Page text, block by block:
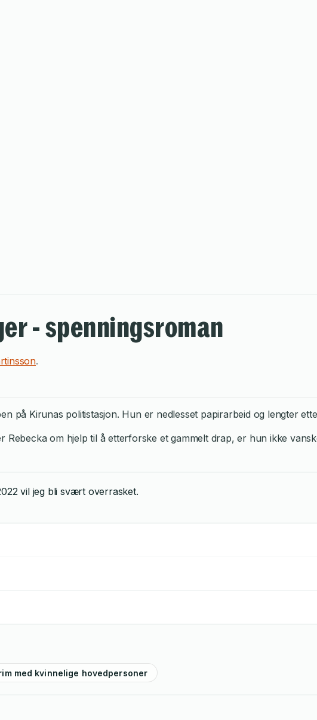
- spenningsroman
.
på Kirunas politistasjon. Hun er nedlesset papirarbeid og lengter
Rebecka om hjelp til å etterforske et gammelt drap, er hun ikke
vil jeg bli svært overrasket.
med kvinnelige hovedpersoner